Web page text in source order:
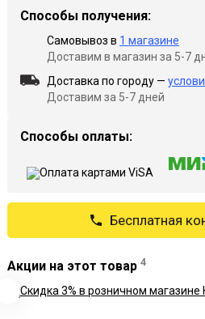
Способы получения:
Самовывоз в 1 магазине
Доставим в магазин за 5-7
Доставка по городу —
Доставим за 5-7 дней
Способы оплаты:
Бесплатная
Акции на этот товар 4